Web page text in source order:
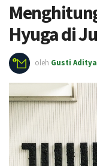
Hyuga di
oleh Gusti Aditya